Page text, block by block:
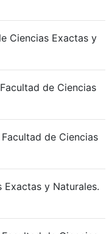
Ciencias Exactas y
de Ciencias
de Ciencias
Exactas y Naturales.